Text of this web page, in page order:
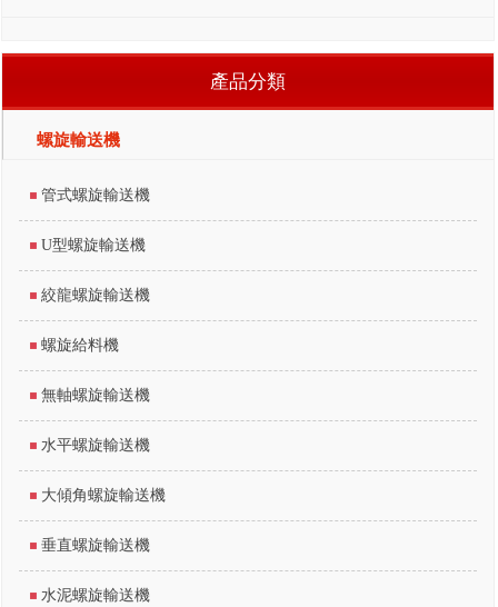
產品分類
螺旋輸送機
管式螺旋輸送機
U型螺旋輸送機
絞龍螺旋輸送機
螺旋給料機
無軸螺旋輸送機
水平螺旋輸送機
大傾角螺旋輸送機
垂直螺旋輸送機
水泥螺旋輸送機